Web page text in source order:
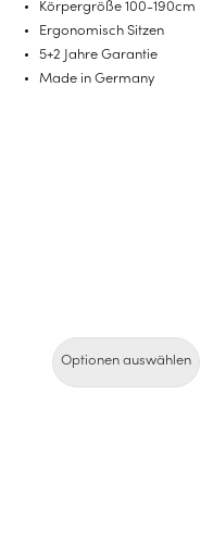
Körpergröße 100-190cm
Ergonomisch Sitzen
5+2 Jahre Garantie
Made in Germany
Optionen auswählen